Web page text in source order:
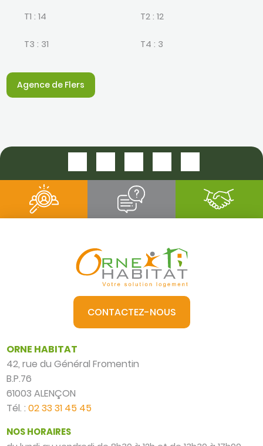
T1 :14 T2 : 12
T3 : 31 T4 : 3
Agence de Flers
CONTACTEZ-NOUS
ORNE HABITAT
42, rue du Général Fromentin
B.P.76
61003 ALENÇON
Tél. :02 33 31 45 45
NOS HORAIRES